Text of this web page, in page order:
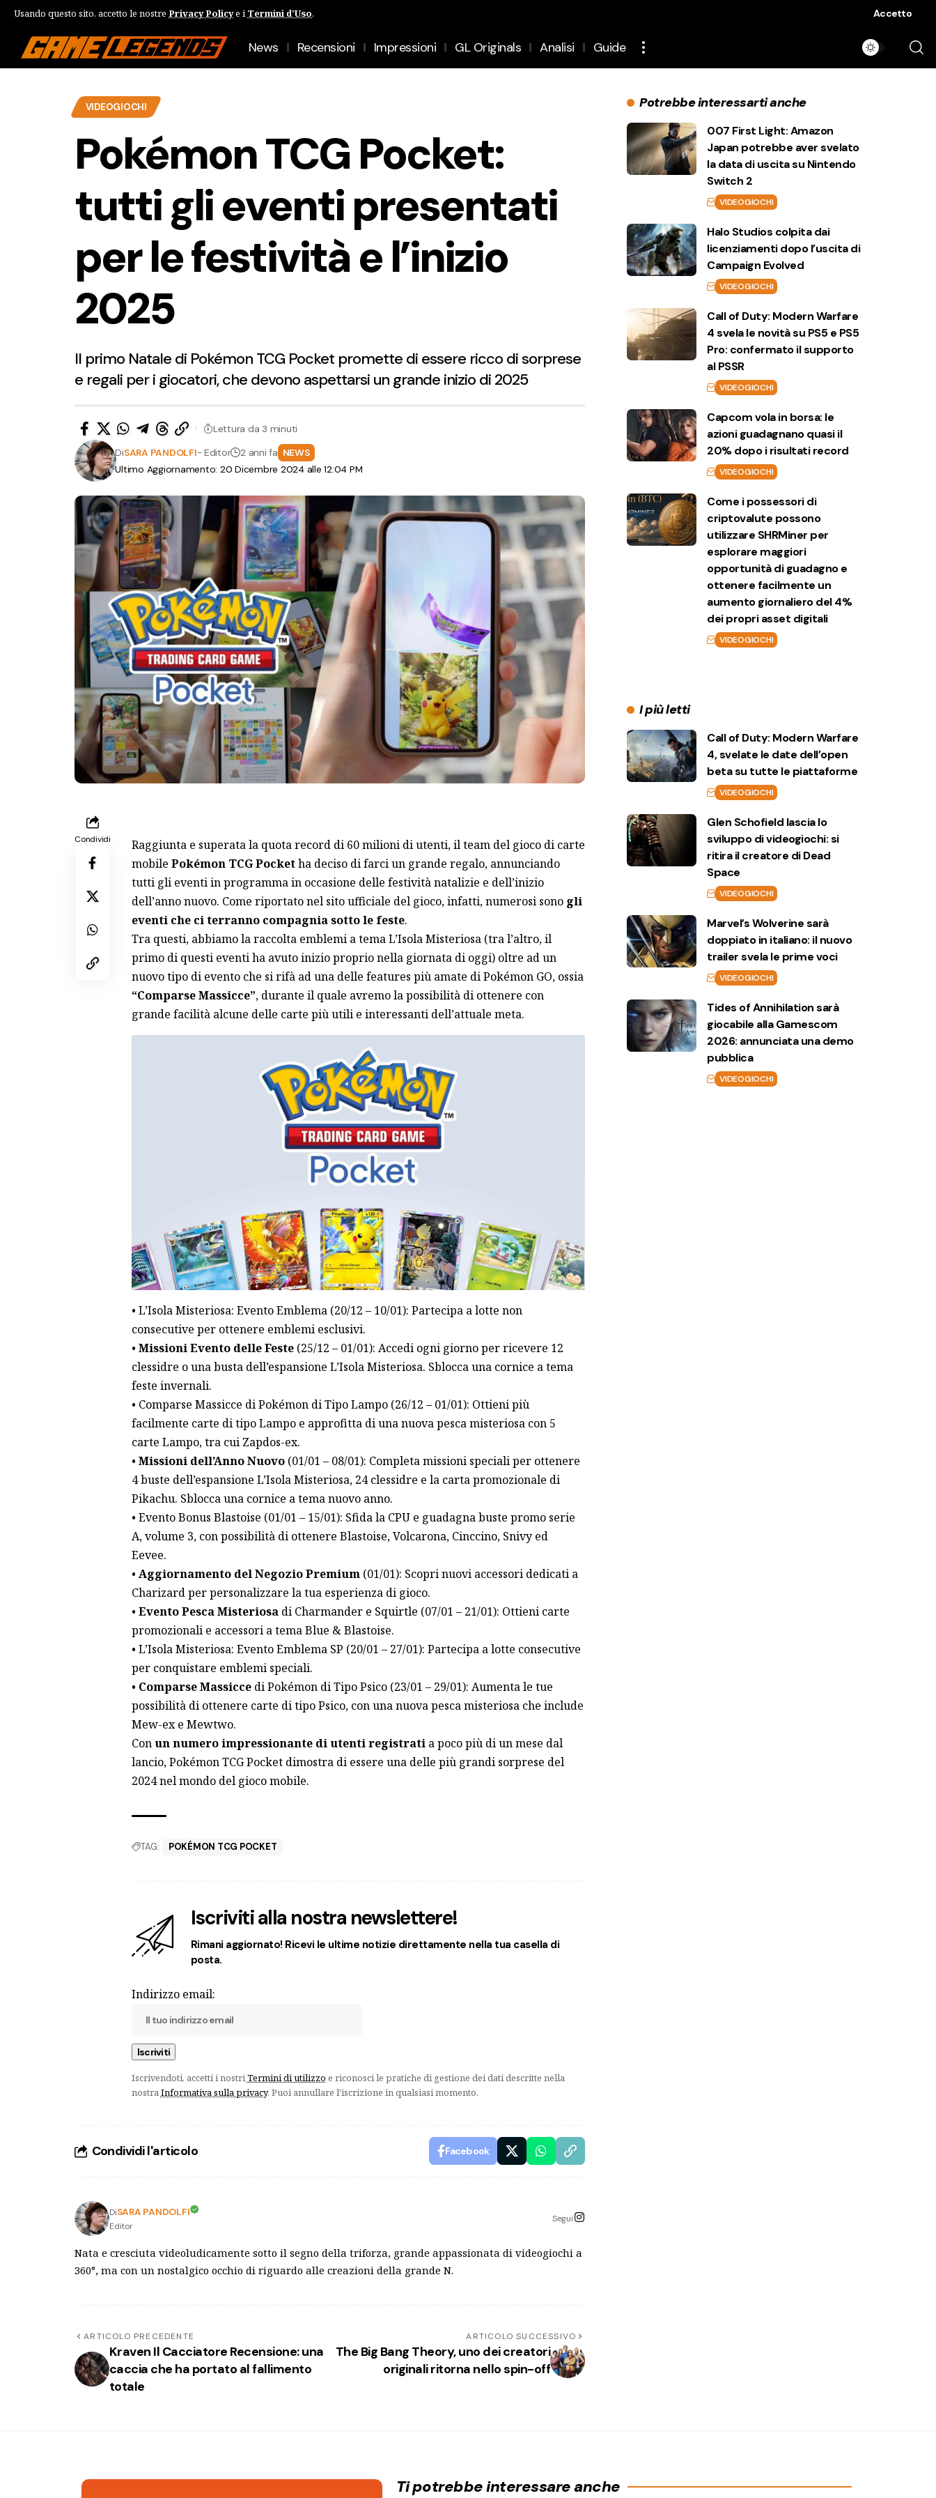
Usando questo sito, accetto le nostre Privacy Policye i Termini d'Uso. Accetto
News Recensioni Impressioni GL Originals Analisi Guide
VIDEOGIOCHI
Pokémon TCG Pocket:
tutti gli eventi presentati
per le festività e l’inizio
2025
Il primo Natale di Pokémon TCG Pocket promette di essere ricco di sorprese
e regali per i giocatori, che devono aspettarsi un grande inizio di 2025
Ultimo Aggiornamento: 20 Dicembre 2024 alle 12:04 PM
DiSARA PANDOLFI- Editor 2 anni fa NEWS
Lettura da 3 minuti
Condividi
Raggiunta e superata la quota record di 60 milioni di utenti, il team del gioco di carte
mobile Pokémon TCG Pocketha deciso di farci un grande regalo, annunciando
tutti gli eventi in programma in occasione delle festività natalizie e dell’inizio
dell’anno nuovo. Come riportato nel sito ufficiale del gioco, infatti, numerosi sono gli
eventi che ci terranno compagnia sotto le feste.
Tra questi, abbiamo la raccolta emblemi a tema L’Isola Misteriosa (tra l’altro, il
primo di questi eventi ha avuto inizio proprio nella giornata di oggi) oltre ad un
nuovo tipo di evento che si rifà ad una delle features più amate di Pokémon GO, ossia
“Comparse Massicce”, durante il quale avremo la possibilità di ottenere con
grande facilità alcune delle carte più utili e interessanti dell’attuale meta.
• L’Isola Misteriosa: Evento Emblema (20/12 – 10/01): Partecipa a lotte non
consecutive per ottenere emblemi esclusivi.
• Missioni Evento delle Feste(25/12 – 01/01): Accedi ogni giorno per ricevere 12
clessidre o una busta dell’espansione L’Isola Misteriosa. Sblocca una cornice a tema
feste invernali.
• Comparse Massicce di Pokémon di Tipo Lampo (26/12 – 01/01): Ottieni più
facilmente carte di tipo Lampo e approfitta di una nuova pesca misteriosa con 5
carte Lampo, tra cui Zapdos-ex.
• Missioni dell’Anno Nuovo(01/01 – 08/01): Completa missioni speciali per ottenere
4 buste dell’espansione L’Isola Misteriosa, 24 clessidre e la carta promozionale di
Pikachu. Sblocca una cornice a tema nuovo anno.
• Evento Bonus Blastoise (01/01 – 15/01): Sfida la CPU e guadagna buste promo serie
A, volume 3, con possibilità di ottenere Blastoise, Volcarona, Cinccino, Snivy ed
Eevee.
• Aggiornamento del Negozio Premium(01/01): Scopri nuovi accessori dedicati a
Charizard per personalizzare la tua esperienza di gioco.
• Evento Pesca Misteriosadi Charmander e Squirtle (07/01 – 21/01): Ottieni carte
promozionali e accessori a tema Blue & Blastoise.
• L’Isola Misteriosa: Evento Emblema SP (20/01 – 27/01): Partecipa a lotte consecutive
per conquistare emblemi speciali.
• Comparse Massiccedi Pokémon di Tipo Psico (23/01 – 29/01): Aumenta le tue
possibilità di ottenere carte di tipo Psico, con una nuova pesca misteriosa che include
Mew-ex e Mewtwo.
Conun numero impressionante di utenti registratia poco più di un mese dal
lancio, Pokémon TCG Pocket dimostra di essere una delle più grandi sorprese del
2024 nel mondo del gioco mobile.
TAG: POKÉMON TCG POCKET
Iscriviti alla nostra newslettere!
Rimani aggiornato! Ricevi le ultime notizie direttamente nella tua casella di
posta.
Indirizzo email:
Iscrivendoti, accetti i nostriTermini di utilizzo e riconosci le pratiche di gestione dei dati descritte nella
nostraInformativa sulla privacy. Puoi annullare l'iscrizione in qualsiasi momento.
Condividi l'articolo Facebook
DiSARA PANDOLFI
Editor
Segui
Nata e cresciuta videoludicamente sotto il segno della triforza, grande appassionata di videogiochi a
360°, ma con un nostalgico occhio di riguardo alle creazioni della grande N.
ARTICOLO PRECEDENTE
Kraven Il Cacciatore Recensione: una
caccia che ha portato al fallimento
totale
ARTICOLO SUCCESSIVO
The Big Bang Theory, uno dei creatori
originali ritorna nello spin-off
Potrebbe interessarti anche
007 First Light: Amazon
Japan potrebbe aver svelato
la data di uscita su Nintendo
Switch 2
VIDEOGIOCHI
Halo Studios colpita dai
licenziamenti dopo l’uscita di
Campaign Evolved
VIDEOGIOCHI
Call of Duty: Modern Warfare
4 svela le novità su PS5 e PS5
Pro: confermato il supporto
al PSSR
VIDEOGIOCHI
Capcom vola in borsa: le
azioni guadagnano quasi il
20% dopo i risultati record
VIDEOGIOCHI
Come i possessori di
criptovalute possono
utilizzare SHRMiner per
esplorare maggiori
opportunità di guadagno e
ottenere facilmente un
aumento giornaliero del 4%
dei propri asset digitali
VIDEOGIOCHI
I più letti
Call of Duty: Modern Warfare
4, svelate le date dell’open
beta su tutte le piattaforme
VIDEOGIOCHI
Glen Schofield lascia lo
sviluppo di videogiochi: si
ritira il creatore di Dead
Space
VIDEOGIOCHI
Marvel’s Wolverine sarà
doppiato in italiano: il nuovo
trailer svela le prime voci
VIDEOGIOCHI
Tides of Annihilation sarà
giocabile alla Gamescom
2026: annunciata una demo
pubblica
VIDEOGIOCHI
Ti potrebbe interessare anche